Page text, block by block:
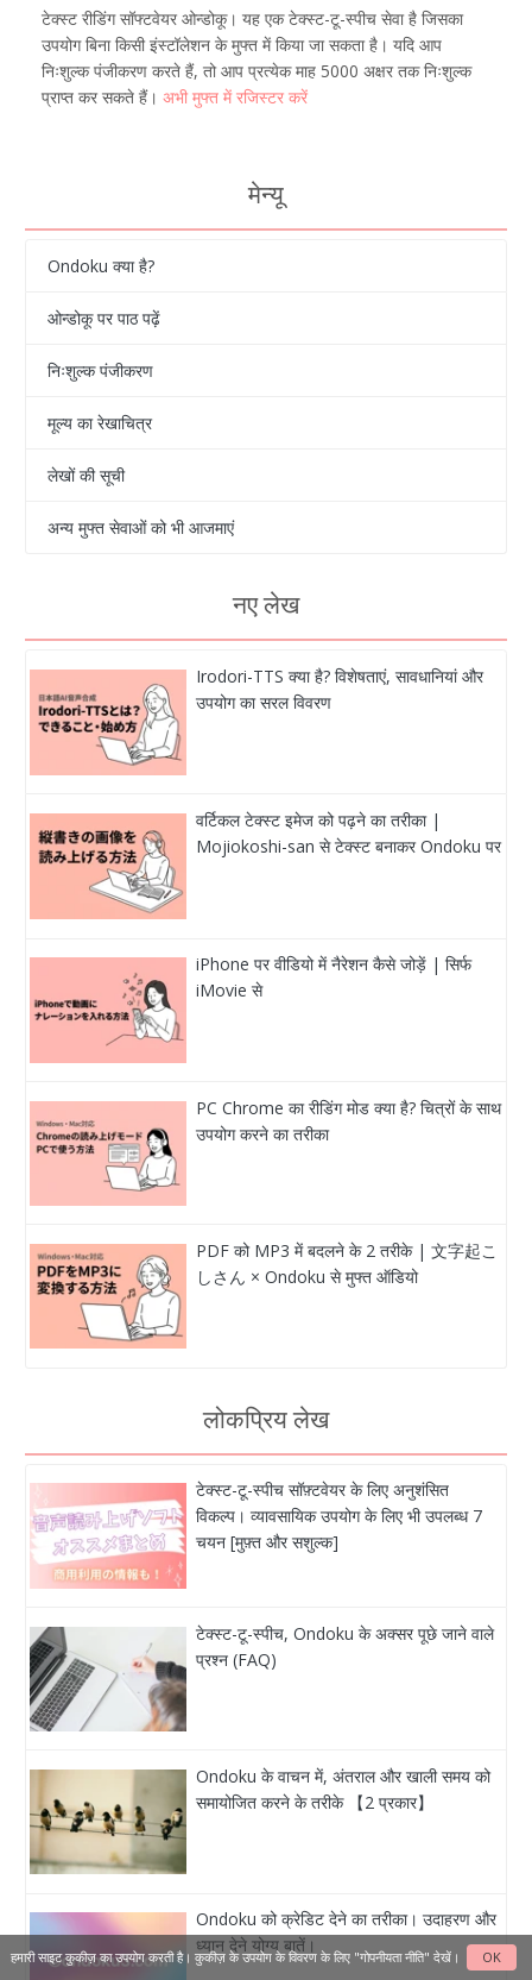
टेक्स्ट रीडिंग सॉफ्टवेयर ओन्डोकू। यह एक टेक्स्ट-टू-स्पीच सेवा है जिसका
उपयोग बिना किसी इंस्टॉलेशन के मुफ्त में किया जा सकता है। यदि आप
निःशुल्क पंजीकरण करते हैं, तो आप प्रत्येक माह 5000 अक्षर तक निःशुल्क
प्राप्त कर सकते हैं। अभी मुफ्त में रजिस्टर करें
मेन्यू
Ondoku क्या है?
ओन्डोकू पर पाठ पढ़ें
निःशुल्क पंजीकरण
मूल्य का रेखाचित्र
लेखों की सूची
अन्य मुफ्त सेवाओं को भी आजमाएं
नए लेख
Irodori-TTS क्या है? विशेषताएं, सावधानियां और
उपयोग का सरल विवरण
वर्टिकल टेक्स्ट इमेज को पढ़ने का तरीका |
Mojiokoshi-san से टेक्स्ट बनाकर Ondoku पर
iPhone पर वीडियो में नैरेशन कैसे जोड़ें | सिर्फ
iMovie से
PC Chrome का रीडिंग मोड क्या है? चित्रों के साथ
उपयोग करने का तरीका
PDF को MP3 में बदलने के 2 तरीके | 文字起こ
しさん × Ondoku से मुफ्त ऑडियो
लोकप्रिय लेख
टेक्स्ट-टू-स्पीच सॉफ़्टवेयर के लिए अनुशंसित
विकल्प। व्यावसायिक उपयोग के लिए भी उपलब्ध 7
चयन [मुफ़्त और सशुल्क]
टेक्स्ट-टू-स्पीच, Ondoku के अक्सर पूछे जाने वाले
प्रश्न (FAQ)
Ondoku के वाचन में, अंतराल और खाली समय को
समायोजित करने के तरीके 【2 प्रकार】
Ondoku को क्रेडिट देने का तरीका। उदाहरण और
ध्यान देने योग्य बातें।
हमारी साइट कुकीज़ का उपयोग करती है। कुकीज़ के उपयोग के विवरण के लिए "गोपनीयता नीति" देखें। OK